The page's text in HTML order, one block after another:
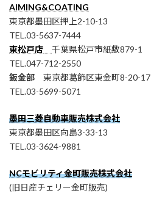
AIMING&COATING
東京都墨田区押上2-10-13
TEL.03-5637-7444
東松戸店
千葉県松戸市紙敷879-1
TEL.047-712-2550
鈑金部 東京都葛飾区東金町8-20-17
TEL.03-5699-5071
墨田三菱自動車販売株式会社
東京都墨田区向島3-33-13
TEL.03-3624-9881
NCモビリティ金町販売株式会社
(旧日産チェリー金町販売)